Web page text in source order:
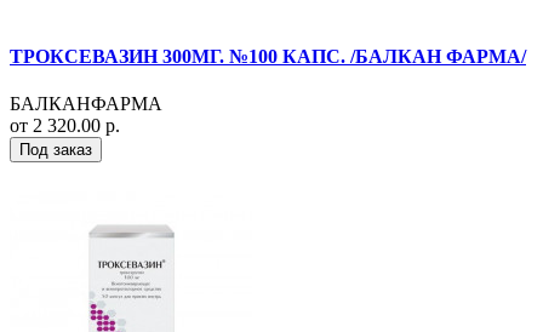
ТРОКСЕВАЗИН 300МГ. №100 КАПС. /БАЛКАН ФАРМА/
БАЛКАНФАРМА
от 2 320.00 р.
Под заказ